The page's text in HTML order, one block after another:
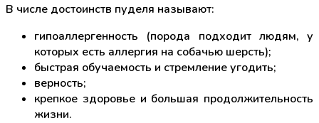
В числе достоинств пуделя называют:
гипоаллергенность (порода подходит людям, у
которых есть аллергия на собачью шерсть);
быстрая обучаемость и стремление угодить;
верность;
крепкое здоровье и большая продолжительность
жизни.